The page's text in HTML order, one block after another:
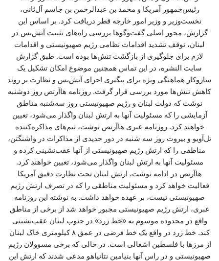
رئیس‌جمهور آمریکا و محمد بن عبدالرحمن بن جاسم آل‌ثانی،
نخست‌وزیر و وزیر امور خارجه قطر دریافت کرد. بر اساس این
گزارش، محور اصلی گفت‌وگوها بررسی راه‌های تثبیت آتش‌بس در
لبنان، توقف تشدید اقدامات نظامی رژیم صهیونیستی و اقدامات
لازم برای جلوگیری از بازگشت تنش‌ها بوده است. طبق گزارش
سایت النشره، در این تماس همچنین موضوع امکان تشکیل یک
سازوکار هماهنگی ویژه برای پیگیری اجرای آتش‌بس و نظارت بر روند
کاهش تنش‌ها مورد بررسی قرار گرفت. روزنامه هاآرتص روز دوشنبه
نوشت که دولت لبنان و رژیم صهیونیستی روز سه‌شنبه مناطق
آزمایشی را که مسئولیت آنها به ارتش لبنان واگذار می‌شود، تعیین
خواهند کرد. روزنامه عبری هاآرتص نوشت، تیم‌های مذاکره‌کننده
تل‌آویو و بیروت روز سه شنبه در دور جدیدی از مذاکرات در واشنگتن،
مناطقی را که ارتش رژیم صهیونیستی از آنها عقب‌نشینی کرده و
مسئولیت آنها به ارتش لبنان واگذار می‌شود، تعیین خواهند کرد.
هاآرتص در ادامه نوشت، ارتش لبنان تحت نظارت دقیق آمریکا
فعالیت خواهد کرد و مسئولیت مناطقی را که در تصرف ارتش رژیم
صهیونیستی نیست، بر عهده خواهد داشت. به نوشته این روزنامه
عبری، ارتش رژیم صهیونیستی مجبور خواهد شد از برخی از مناطق
واقع در محدوده موسوم به «خط زرد» در جنوب لبنان عقب‌نشینی
کند. خط زرد در واقع یک خط فرضی در عمق ۸ کیلومتری خاک لبنان
از مرزها با فلسطین اشغالی است. در حالی که برخی مسوولان رژیم
صهیونیستی و در راس آنها بنیامین نتانیاهو مدعی شدند که ارتش این